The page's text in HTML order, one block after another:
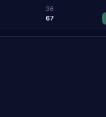
3
6
6
7